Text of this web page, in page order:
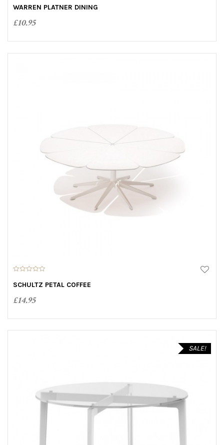
o
u
o
f
WARREN PLATNER DINING
£10.95
o
u
o
f
SCHULTZ PETAL COFFEE
£14.95
SALE!